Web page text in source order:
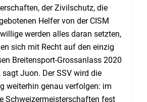
der Zivilschutz, die
Helfer von der CISM
werden alles daran setzten,
sich mit Recht auf den einzig
Breitensport-Grossanlass 2020
sagt Juon. Der SSV wird die
weiterhin genau verfolgen: im
Schweizermeisterschaften fest